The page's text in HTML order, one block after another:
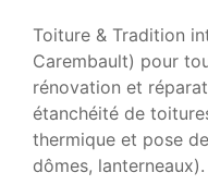
Toiture & Tradition
Carembault) pour
rénovation et
étanchéité de
thermique et pose
dômes, lanterneaux).